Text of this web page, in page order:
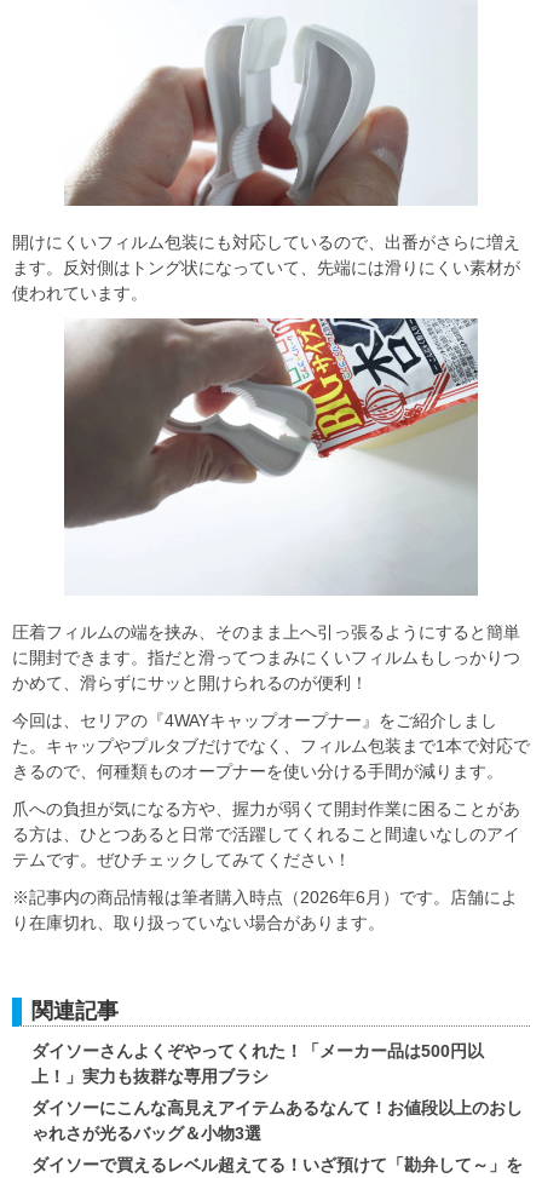
開けにくいフィルム包装にも対応しているので、出番がさらに増え
ます。反対側はトング状になっていて、先端には滑りにくい素材が
使われています。
圧着フィルムの端を挟み、そのまま上へ引っ張るようにすると簡単
に開封できます。指だと滑ってつまみにくいフィルムもしっかりつ
かめて、滑らずにサッと開けられるのが便利！
今回は、セリアの『4WAYキャップオープナー』をご紹介しまし
た。キャップやプルタブだけでなく、フィルム包装まで1本で対応で
きるので、何種類ものオープナーを使い分ける手間が減ります。
爪への負担が気になる方や、握力が弱くて開封作業に困ることがあ
る方は、ひとつあると日常で活躍してくれること間違いなしのアイ
テムです。ぜひチェックしてみてください！
※記事内の商品情報は筆者購入時点（2026年6月）です。店舗によ
り在庫切れ、取り扱っていない場合があります。
関連記事
ダイソーさんよくぞやってくれた！「メーカー品は500円以
上！」実力も抜群な専用ブラシ
ダイソーにこんな高見えアイテムあるなんて！お値段以上のおし
ゃれさが光るバッグ＆小物3選
ダイソーで買えるレベル超えてる！いざ預けて「勘弁して～」を